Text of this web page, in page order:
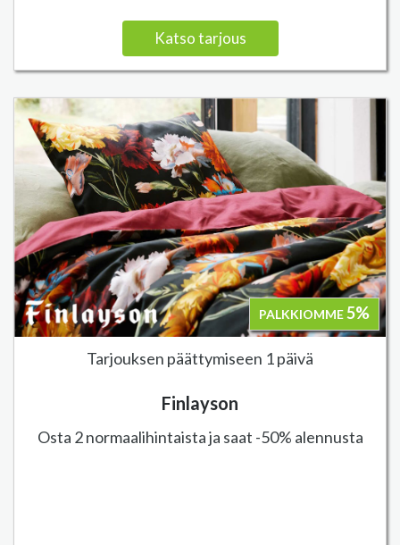
Katso tarjous
PALKKIOMME5%
Tarjouksen päättymiseen 1 päivä
Finlayson
Osta 2 normaalihintaista ja saat -50% alennusta